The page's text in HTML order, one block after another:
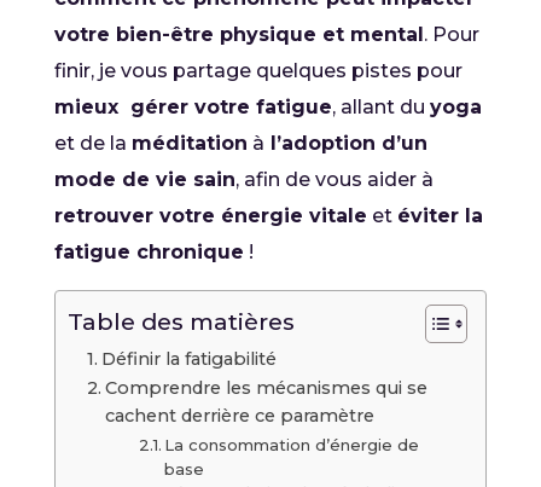
votre bien-être physique et mental. Pour
finir, je vous partage quelques pistes pour
mieux gérer votre fatigue, allant du yoga
et de la méditation à l’adoption d’un
mode de vie sain, afin de vous aider à
retrouver votre énergie vitale et éviter la
fatigue chronique !
Table des matières
Définir la fatigabilité
Comprendre les mécanismes qui se
cachent derrière ce paramètre
La consommation d’énergie de
base